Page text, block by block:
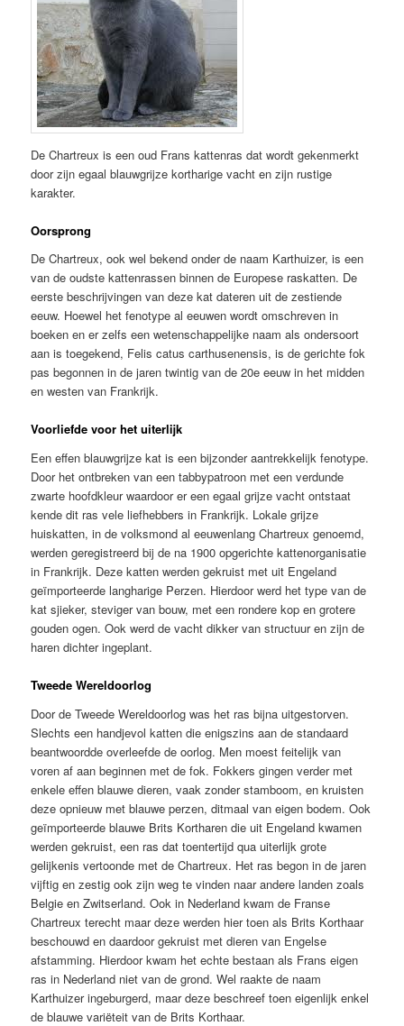
De Chartreux is een oud Frans kattenras dat wordt gekenmerkt
door zijn egaal blauwgrijze kortharige vacht en zijn rustige
karakter.
Oorsprong
De Chartreux, ook wel bekend onder de naam Karthuizer, is een
van de oudste kattenrassen binnen de Europese raskatten. De
eerste beschrijvingen van deze kat dateren uit de zestiende
eeuw. Hoewel het fenotype al eeuwen wordt omschreven in
boeken en er zelfs een wetenschappelijke naam als ondersoort
aan is toegekend, Felis catus carthusenensis, is de gerichte fok
pas begonnen in de jaren twintig van de 20e eeuw in het midden
en westen van Frankrijk.
Voorliefde voor het uiterlijk
Een effen blauwgrijze kat is een bijzonder aantrekkelijk fenotype.
Door het ontbreken van een tabbypatroon met een verdunde
zwarte hoofdkleur waardoor er een egaal grijze vacht ontstaat
kende dit ras vele liefhebbers in Frankrijk. Lokale grijze
huiskatten, in de volksmond al eeuwenlang Chartreux genoemd,
werden geregistreerd bij de na 1900 opgerichte kattenorganisatie
in Frankrijk. Deze katten werden gekruist met uit Engeland
geïmporteerde langharige Perzen. Hierdoor werd het type van de
kat sjieker, steviger van bouw, met een rondere kop en grotere
gouden ogen. Ook werd de vacht dikker van structuur en zijn de
haren dichter ingeplant.
Tweede Wereldoorlog
Door de Tweede Wereldoorlog was het ras bijna uitgestorven.
Slechts een handjevol katten die enigszins aan de standaard
beantwoordde overleefde de oorlog. Men moest feitelijk van
voren af aan beginnen met de fok. Fokkers gingen verder met
enkele effen blauwe dieren, vaak zonder stamboom, en kruisten
deze opnieuw met blauwe perzen, ditmaal van eigen bodem. Ook
geïmporteerde blauwe Brits Kortharen die uit Engeland kwamen
werden gekruist, een ras dat toentertijd qua uiterlijk grote
gelijkenis vertoonde met de Chartreux. Het ras begon in de jaren
vijftig en zestig ook zijn weg te vinden naar andere landen zoals
Belgie en Zwitserland. Ook in Nederland kwam de Franse
Chartreux terecht maar deze werden hier toen als Brits Korthaar
beschouwd en daardoor gekruist met dieren van Engelse
afstamming. Hierdoor kwam het echte bestaan als Frans eigen
ras in Nederland niet van de grond. Wel raakte de naam
Karthuizer ingeburgerd, maar deze beschreef toen eigenlijk enkel
de blauwe variëteit van de Brits Korthaar.